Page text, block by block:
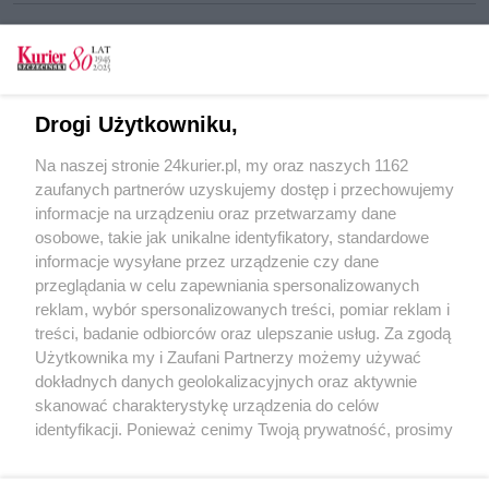
Przyjaciel dla Teo: na cito
Rafi na dobre
Pieski los
POGODA
28℃
Zobacz prognozę na 3 dni
Drogi Użytkowniku,
Na naszej stronie 24kurier.pl, my oraz naszych 1162
zaufanych partnerów uzyskujemy dostęp i przechowujemy
informacje na urządzeniu oraz przetwarzamy dane
osobowe, takie jak unikalne identyfikatory, standardowe
informacje wysyłane przez urządzenie czy dane
przeglądania w celu zapewniania spersonalizowanych
reklam, wybór spersonalizowanych treści, pomiar reklam i
treści, badanie odbiorców oraz ulepszanie usług. Za zgodą
Użytkownika my i Zaufani Partnerzy możemy używać
dokładnych danych geolokalizacyjnych oraz aktywnie
skanować charakterystykę urządzenia do celów
identyfikacji. Ponieważ cenimy Twoją prywatność, prosimy